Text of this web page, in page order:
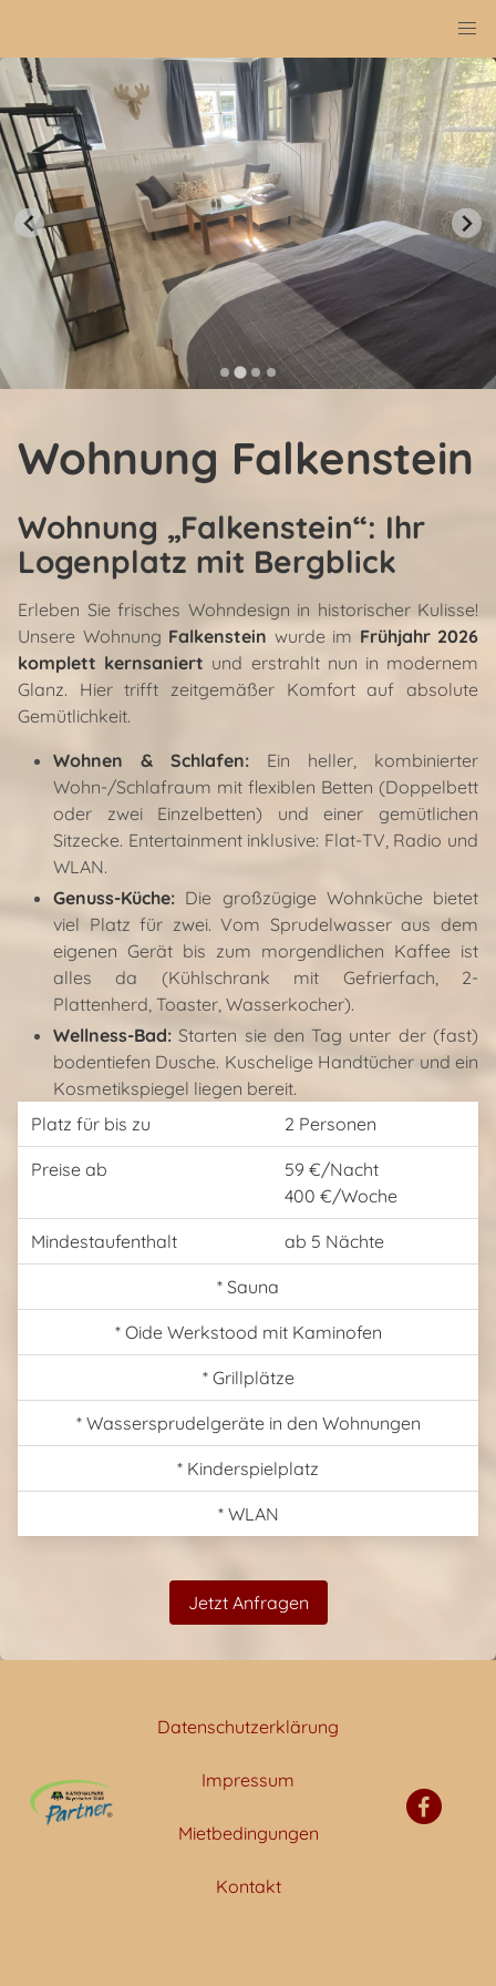
Wohnung Falkenstein
Wohnung „Falkenstein“: Ihr
Logenplatz mit Bergblick
Erleben Sie frisches Wohndesign in historischer Kulisse!
Unsere Wohnung Falkenstein wurde im Frühjahr 2026
komplett kernsaniert und erstrahlt nun in modernem
Glanz. Hier trifft zeitgemäßer Komfort auf absolute
Gemütlichkeit.
Wohnen & Schlafen: Ein heller, kombinierter
Wohn-/Schlafraum mit flexiblen Betten (Doppelbett
oder zwei Einzelbetten) und einer gemütlichen
Sitzecke. Entertainment inklusive: Flat-TV, Radio und
WLAN.
Genuss-Küche: Die großzügige Wohnküche bietet
viel Platz für zwei. Vom Sprudelwasser aus dem
eigenen Gerät bis zum morgendlichen Kaffee ist
alles da (Kühlschrank mit Gefrierfach, 2-
Plattenherd, Toaster, Wasserkocher).
Wellness-Bad: Starten sie den Tag unter der (fast)
bodentiefen Dusche. Kuschelige Handtücher und ein
Kosmetikspiegel liegen bereit.
Platz für bis zu
2 Personen
Preise ab
59 €/Nacht
400 €/Woche
Mindestaufenthalt ab 5 Nächte
* Sauna
* Oide Werkstood mit Kaminofen
* Grillplätze
* Wassersprudelgeräte in den Wohnungen
* Kinderspielplatz
* WLAN
Jetzt Anfragen
Datenschutzerklärung
Impressum
Mietbedingungen
Kontakt